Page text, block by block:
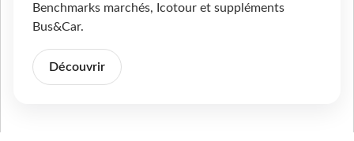
Benchmarks marchés, Icotour et suppléments
Bus&Car.
Découvrir